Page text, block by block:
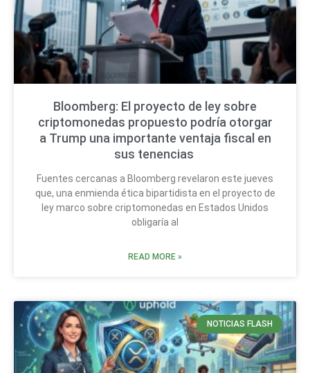
Bloomberg: El proyecto de ley sobre
criptomonedas propuesto podría otorgar
a Trump una importante ventaja fiscal en
sus tenencias
Fuentes cercanas a Bloomberg revelaron este jueves
que, una enmienda ética bipartidista en el proyecto de
ley marco sobre criptomonedas en Estados Unidos
obligaría al
READ MORE »
NOTICIAS FLASH